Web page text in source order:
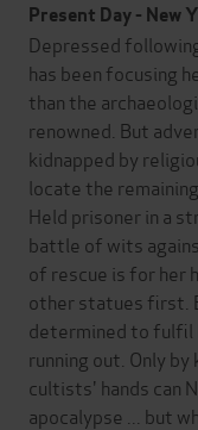
Present Day - New
Depressed
has been focusing
than the
renowned. But
kidnapped by
locate the
Held prisoner in a
battle of wits
of rescue is for her
other statues first.
determined to fulfil
running out. Only
cultists' hands can
apocalypse ... but